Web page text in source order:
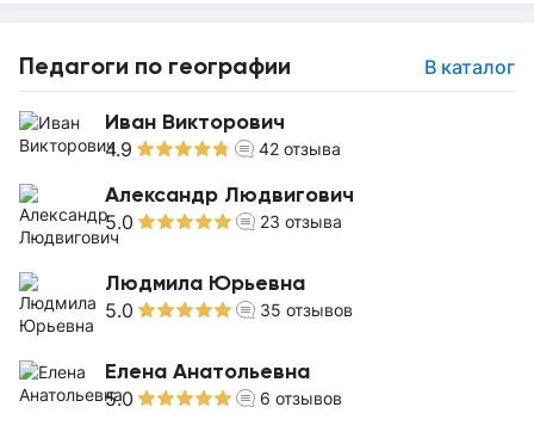
Педагоги по географии В каталог
Иван Викторович
4.9 42 отзыва
Александр Людвигович
5.0 23 отзыва
Людмила Юрьевна
5.0 35 отзывов
Елена Анатольевна
5.0 6 отзывов